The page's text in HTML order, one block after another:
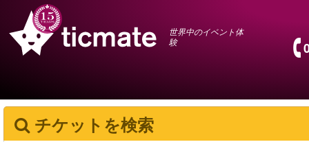
世界中のイベント体
験
チケットを検索